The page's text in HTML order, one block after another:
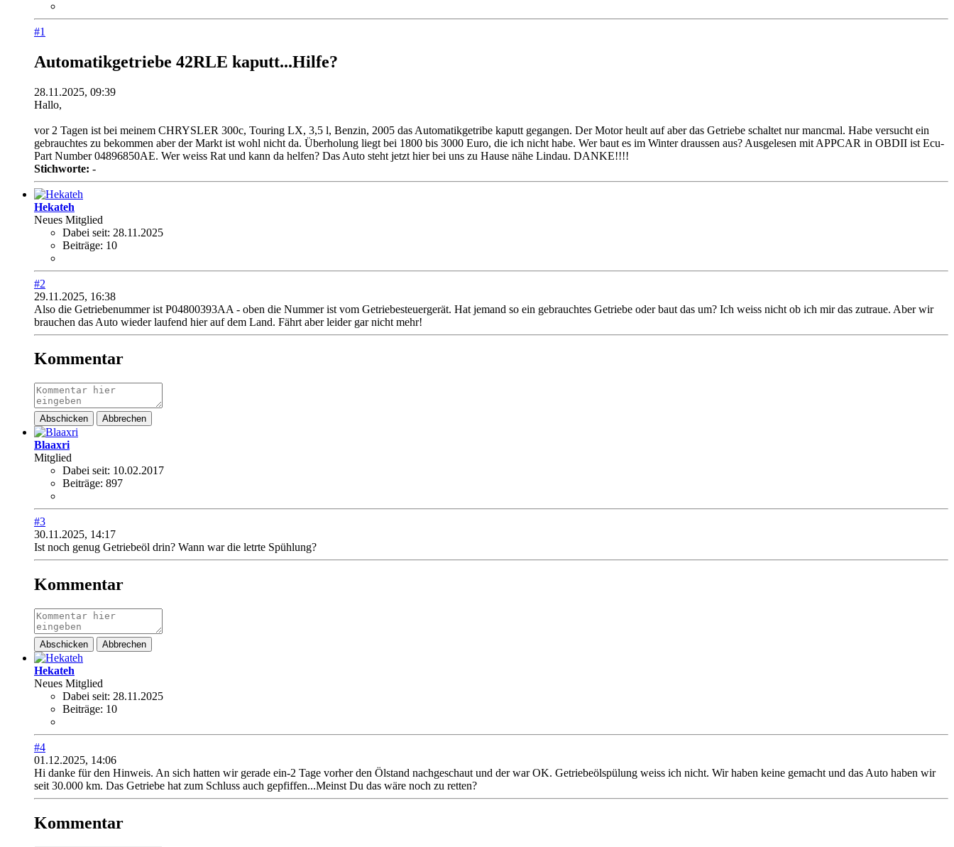
#1
Automatikgetriebe 42RLE kaputt...Hilfe?
28.11.2025, 09:39
Hallo,
vor 2 Tagen ist bei meinem CHRYSLER 300c, Touring LX, 3,5 l, Benzin, 2005 das Automatikgetribe kaputt gegangen. Der Motor heult auf aber das Getriebe schaltet nur mancmal. Habe versucht ein
gebrauchtes zu bekommen aber der Markt ist wohl nicht da. Überholung liegt bei 1800 bis 3000 Euro, die ich nicht habe. Wer baut es im Winter draussen aus? Ausgelesen mit APPCAR in OBDII ist Ecu-
Part Number 04896850AE. Wer weiss Rat und kann da helfen? Das Auto steht jetzt hier bei uns zu Hause nähe Lindau. DANKE!!!!
Stichworte: -
Hekateh
Neues Mitglied
Dabei seit: 28.11.2025
Beiträge: 10
#2
29.11.2025, 16:38
Also die Getriebenummer ist P04800393AA - oben die Nummer ist vom Getriebesteuergerät. Hat jemand so ein gebrauchtes Getriebe oder baut das um? Ich weiss nicht ob ich mir das zutraue. Aber wir
brauchen das Auto wieder laufend hier auf dem Land. Fährt aber leider gar nicht mehr!
Kommentar
Abschicken Abbrechen
Blaaxri
Mitglied
Dabei seit: 10.02.2017
Beiträge: 897
#3
30.11.2025, 14:17
Ist noch genug Getriebeöl drin? Wann war die letrte Spühlung?
Kommentar
Abschicken Abbrechen
Hekateh
Neues Mitglied
Dabei seit: 28.11.2025
Beiträge: 10
#4
01.12.2025, 14:06
Hi danke für den Hinweis. An sich hatten wir gerade ein-2 Tage vorher den Ölstand nachgeschaut und der war OK. Getriebeölspülung weiss ich nicht. Wir haben keine gemacht und das Auto haben wir
seit 30.000 km. Das Getriebe hat zum Schluss auch gepfiffen...Meinst Du das wäre noch zu retten?
Kommentar